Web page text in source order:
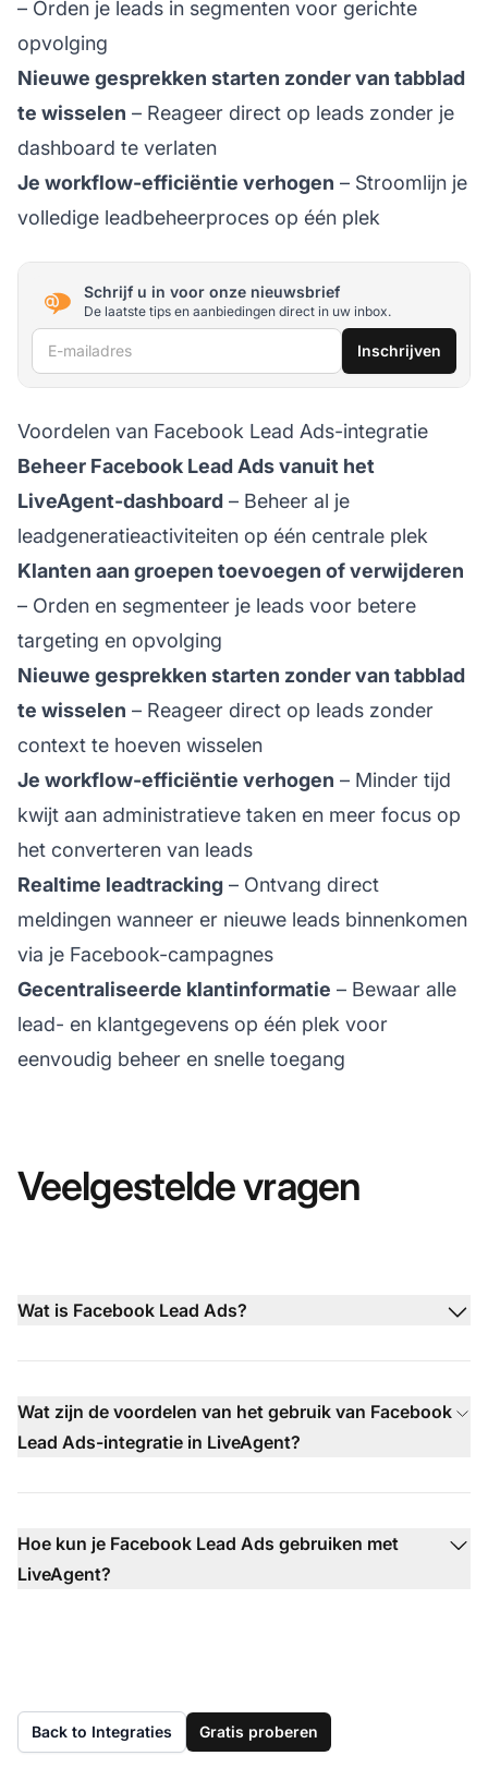
– Orden je leads in segmenten voor gerichte
opvolging
Nieuwe gesprekken starten zonder van tabblad
te wisselen – Reageer direct op leads zonder je
dashboard te verlaten
Je workflow-efficiëntie verhogen – Stroomlijn je
volledige leadbeheerproces op één plek
Schrijf u in voor onze nieuwsbrief
De laatste tips en aanbiedingen direct in uw inbox.
E-mailadres Inschrijven
Voordelen van Facebook Lead Ads-integratie
Beheer Facebook Lead Ads vanuit het
LiveAgent-dashboard – Beheer al je
leadgeneratieactiviteiten op één centrale plek
Klanten aan groepen toevoegen of verwijderen
– Orden en segmenteer je leads voor betere
targeting en opvolging
Nieuwe gesprekken starten zonder van tabblad
te wisselen – Reageer direct op leads zonder
context te hoeven wisselen
Je workflow-efficiëntie verhogen – Minder tijd
kwijt aan administratieve taken en meer focus op
het converteren van leads
Realtime leadtracking – Ontvang direct
meldingen wanneer er nieuwe leads binnenkomen
via je Facebook-campagnes
Gecentraliseerde klantinformatie – Bewaar alle
lead- en klantgegevens op één plek voor
eenvoudig beheer en snelle toegang
Veelgestelde vragen
Wat is Facebook Lead Ads?
Wat zijn de voordelen van het gebruik van Facebook
Lead Ads-integratie in LiveAgent?
Hoe kun je Facebook Lead Ads gebruiken met
LiveAgent?
Back to Integraties Gratis proberen